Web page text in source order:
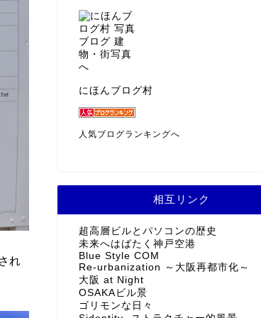
れ
にほんブログ村
人気ブログランキングへ
相互リンク
超高層ビルとパソコンの歴史
未来へはばたく神戸空港
Blue Style COM
Re-urbanization ～大阪再都市化～
大阪 at Night
OSAKAビル景
ゴリモンな日々